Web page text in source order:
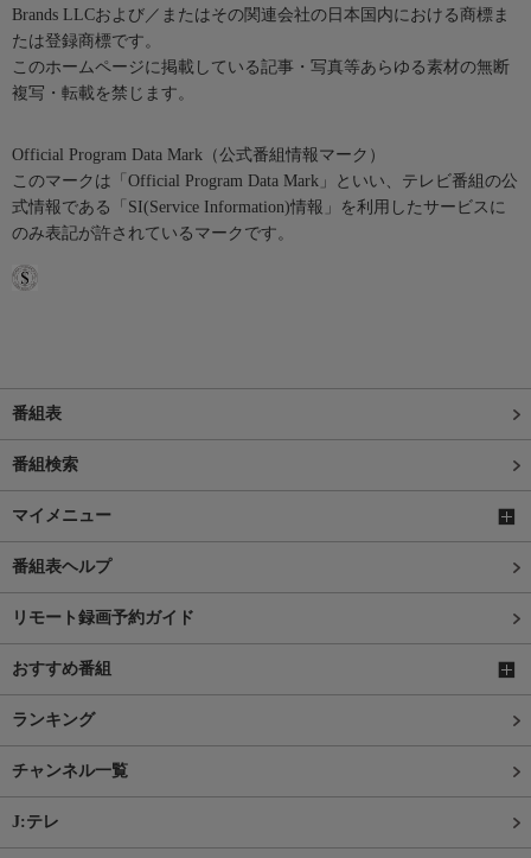
Brands LLCおよび／またはその関連会社の日本国内における商標ま
たは登録商標です。
このホームページに掲載している記事・写真等あらゆる素材の無断
複写・転載を禁じます。
Official Program Data Mark（公式番組情報マーク）
このマークは「Official Program Data Mark」といい、テレビ番組の公
式情報である「SI(Service Information)情報」を利用したサービスに
のみ表記が許されているマークです。
番組表
番組検索
マイメニュー
番組表ヘルプ
リモート録画予約ガイド
おすすめ番組
ランキング
チャンネル一覧
J:テレ